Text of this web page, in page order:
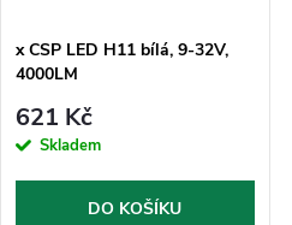
x CSP LED H11 bílá, 9-32V,
4000LM
621 Kč
Skladem
DO KOŠÍKU